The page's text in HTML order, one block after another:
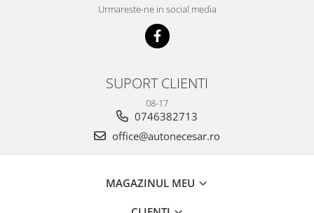
Urmareste-ne in social media
SUPORT CLIENTI
08-17
0746382713
office@autonecesar.ro
MAGAZINUL MEU